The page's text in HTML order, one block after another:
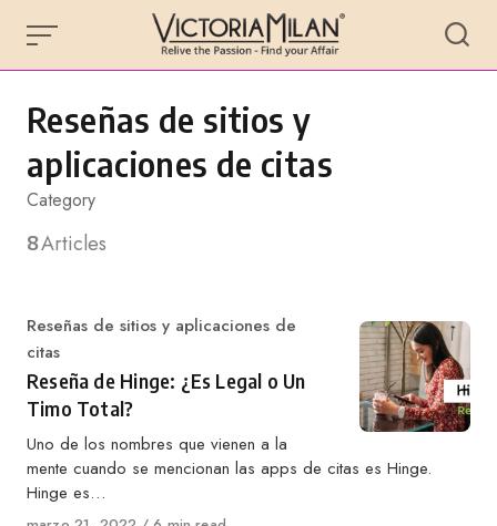
content
Reseñas de sitios y
aplicaciones de citas
Category
8Articles
Category
Reseñas de sitios y aplicaciones de
citas
Reseña de Hinge: ¿Es Legal o Un
Timo Total?
Uno de los nombres que vienen a la
mente cuando se mencionan las apps de citas es Hinge.
Hinge es…